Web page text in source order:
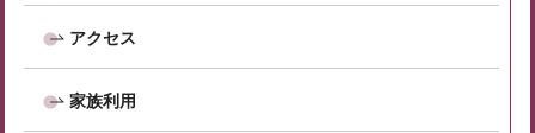
アクセス
家族利用